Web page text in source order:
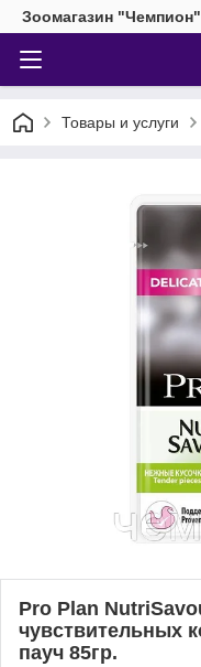
Зоомагазин "Чемпион"
Товары и услуги
Pro Plan
чувствительных
пауч 85гр.